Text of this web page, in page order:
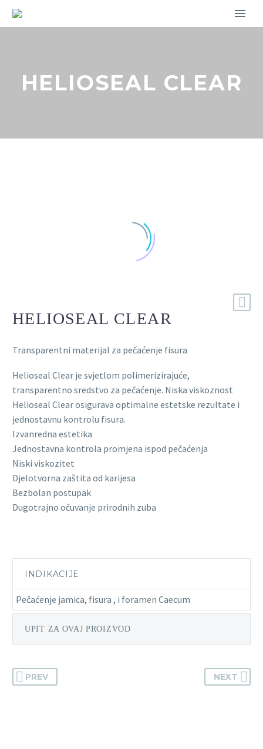
HELIOSEAL CLEAR
HELIOSEAL CLEAR
Transparentni materijal za pečaćenje fisura
Helioseal Clear je svjetlom polimerizirajuće,
transparentno sredstvo za pečaćenje. Niska viskoznost
Helioseal Clear osigurava optimalne estetske rezultate i
jednostavnu kontrolu fisura.
Izvanredna estetika
Jednostavna kontrola promjena ispod pečaćenja
Niski viskozitet
Djelotvorna zaštita od karijesa
Bezbolan postupak
Dugotrajno očuvanje prirodnih zuba
INDIKACIJE
Pečaćenje jamica, fisura , i foramen Caecum
UPIT ZA OVAJ PROIZVOD
PREV NEXT